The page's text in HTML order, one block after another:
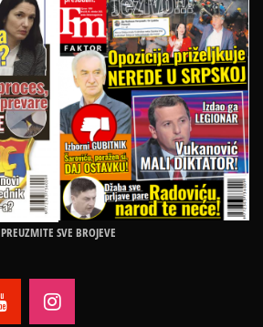
PREUZMITE SVE BROJEVE